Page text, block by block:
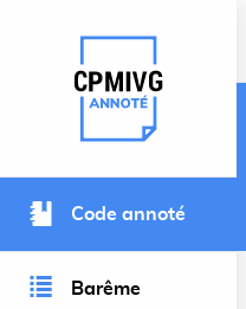
Retour à
Code annoté
Barême